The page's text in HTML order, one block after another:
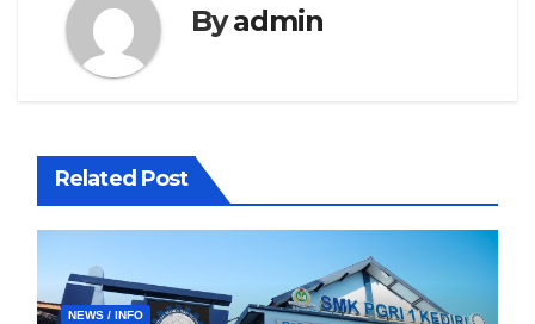
Byadmin
Related Post
NEWS / INFO